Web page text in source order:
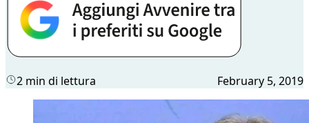
2 min di lettura February 5, 2019